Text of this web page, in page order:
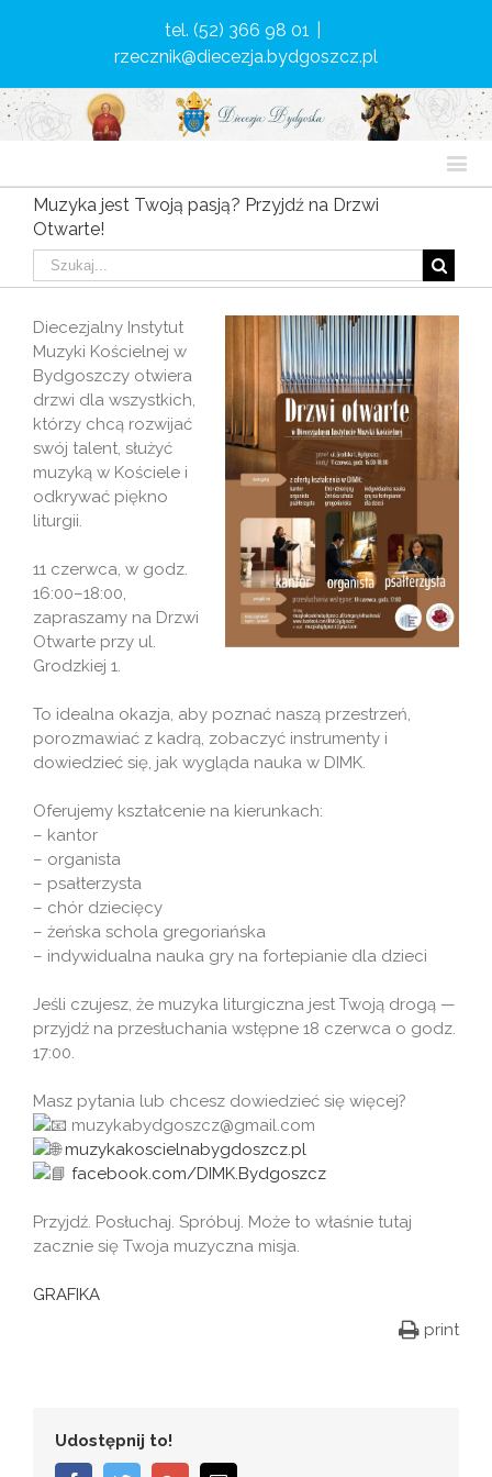
tel. (52) 366 98 01
rzecznik@diecezja.bydgoszcz.pl
Muzyka jest Twoją pasją? Przyjdź na Drzwi
Otwarte!
Diecezjalny Instytut
Muzyki Kościelnej w
Bydgoszczy otwiera
drzwi dla wszystkich,
którzy chcą rozwijać
swój talent, służyć
muzyką w Kościele i
odkrywać piękno
liturgii.
11 czerwca, w godz.
16:00–18:00,
zapraszamy na Drzwi
Otwarte przy ul.
Grodzkiej 1.
To idealna okazja, aby poznać naszą przestrzeń,
porozmawiać z kadrą, zobaczyć instrumenty i
dowiedzieć się, jak wygląda nauka w DIMK.
Oferujemy kształcenie na kierunkach:
– kantor
– organista
– psałterzysta
– chór dziecięcy
– żeńska schola gregoriańska
– indywidualna nauka gry na fortepianie dla dzieci
Jeśli czujesz, że muzyka liturgiczna jest Twoją drogą —
przyjdź na przesłuchania wstępne 18 czerwca o godz.
17:00.
Masz pytania lub chcesz dowiedzieć się więcej?
muzykabydgoszcz@gmail.com
muzykakoscielnabygdoszcz.pl
facebook.com/DIMK.Bydgoszcz
Przyjdź. Posłuchaj. Spróbuj. Może to właśnie tutaj
zacznie się Twoja muzyczna misja.
GRAFIKA
print
Udostępnij to!